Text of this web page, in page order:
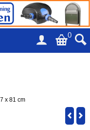
0
x 81 cm